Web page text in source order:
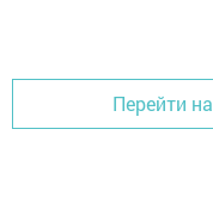
Перейти